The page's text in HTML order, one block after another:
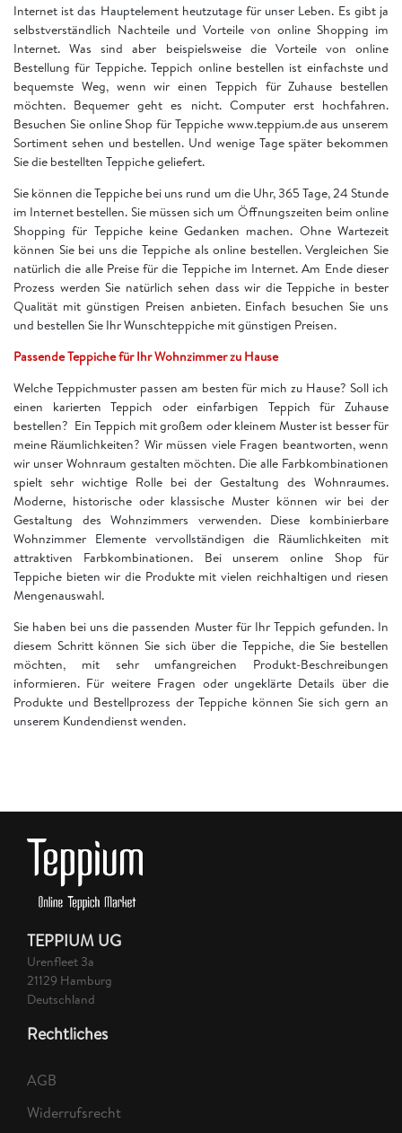
Internet ist das Hauptelement heutzutage für unser Leben. Es gibt ja
selbstverständlich Nachteile und Vorteile von online Shopping im
Internet. Was sind aber beispielsweise die Vorteile von online
Bestellung für Teppiche. Teppich online bestellen ist einfachste und
bequemste Weg, wenn wir einen Teppich für Zuhause bestellen
möchten. Bequemer geht es nicht. Computer erst hochfahren.
Besuchen Sie online Shop für Teppiche www.teppium.de aus unserem
Sortiment sehen und bestellen. Und wenige Tage später bekommen
Sie die bestellten Teppiche geliefert.
Sie können die Teppiche bei uns rund um die Uhr, 365 Tage, 24 Stunde
im Internet bestellen. Sie müssen sich um Öffnungszeiten beim online
Shopping für Teppiche keine Gedanken machen. Ohne Wartezeit
können Sie bei uns die Teppiche als online bestellen. Vergleichen Sie
natürlich die alle Preise für die Teppiche im Internet. Am Ende dieser
Prozess werden Sie natürlich sehen dass wir die Teppiche in bester
Qualität mit günstigen Preisen anbieten. Einfach besuchen Sie uns
und bestellen Sie Ihr Wunschteppiche mit günstigen Preisen.
Passende Teppiche für Ihr Wohnzimmer zu Hause
Welche Teppichmuster passen am besten für mich zu Hause? Soll ich
einen karierten Teppich oder einfarbigen Teppich für Zuhause
bestellen? Ein Teppich mit großem oder kleinem Muster ist besser für
meine Räumlichkeiten? Wir müssen viele Fragen beantworten, wenn
wir unser Wohnraum gestalten möchten. Die alle Farbkombinationen
spielt sehr wichtige Rolle bei der Gestaltung des Wohnraumes.
Moderne, historische oder klassische Muster können wir bei der
Gestaltung des Wohnzimmers verwenden. Diese kombinierbare
Wohnzimmer Elemente vervollständigen die Räumlichkeiten mit
attraktiven Farbkombinationen. Bei unserem online Shop für
Teppiche bieten wir die Produkte mit vielen reichhaltigen und riesen
Mengenauswahl.
Sie haben bei uns die passenden Muster für Ihr Teppich gefunden. In
diesem Schritt können Sie sich über die Teppiche, die Sie bestellen
möchten, mit sehr umfangreichen Produkt-Beschreibungen
informieren. Für weitere Fragen oder ungeklärte Details über die
Produkte und Bestellprozess der Teppiche können Sie sich gern an
unserem Kundendienst wenden.
TEPPIUM UG
Urenfleet 3a
21129 Hamburg
Deutschland
Rechtliches
AGB
Widerrufsrecht